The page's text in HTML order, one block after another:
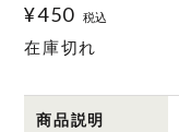
¥450 税込
在庫切れ
商品説明